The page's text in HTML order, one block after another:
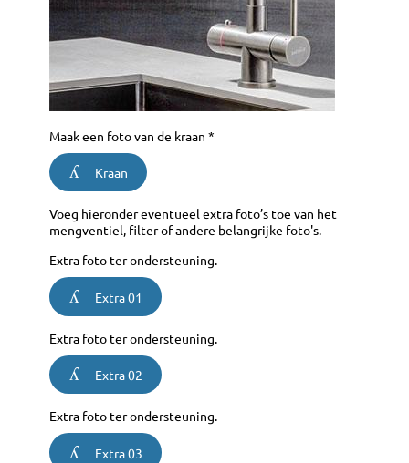
Maak een foto van de kraan *
Kraan
Voeg hieronder eventueel extra foto’s toe van het
mengventiel, filter of andere belangrijke foto's.
Extra foto ter ondersteuning.
Extra 01
Extra foto ter ondersteuning.
Extra 02
Extra foto ter ondersteuning.
Extra 03